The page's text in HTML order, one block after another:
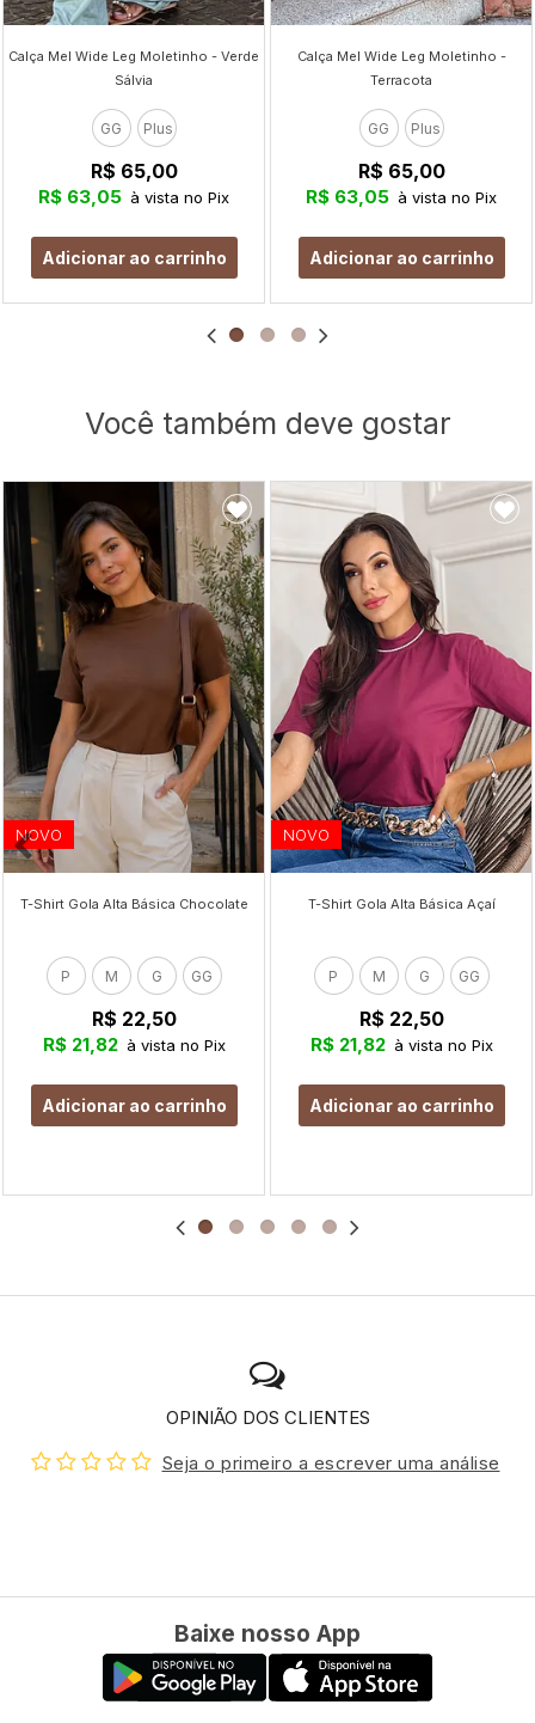
Calça Mel Wide Leg Moletinho - Verde
Sálvia
GG Plus
R$ 65,00
R$ 63,05 à vista no Pix
Adicionar ao carrinho
Calça Mel Wide Leg Moletinho -
Terracota
GG Plus
R$ 65,00
R$ 63,05 à vista no Pix
Adicionar ao carrinho
Você também deve gostar
NOVO
T-Shirt Gola Alta Básica Chocolate
P M G GG
R$ 22,50
R$ 21,82 à vista no Pix
Adicionar ao carrinho
NOVO
T-Shirt Gola Alta Básica Açaí
P M G GG
R$ 22,50
R$ 21,82 à vista no Pix
Adicionar ao carrinho
OPINIÃO DOS CLIENTES
Seja o primeiro a escrever uma análise
Baixe nosso App